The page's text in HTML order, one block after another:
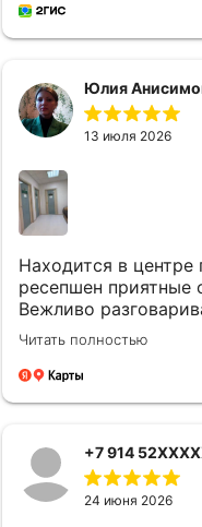
Юлия
13 июля 2026
Находится в центре
ресепшен
Вежливо
качественно и
Читать полностью
+7 914
24 июня 2026